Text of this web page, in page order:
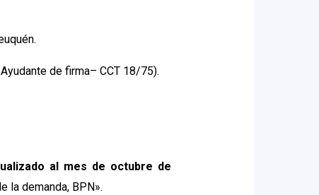
de firma– CCT 18/75).
al mes de octubre de
la demanda, BPN».